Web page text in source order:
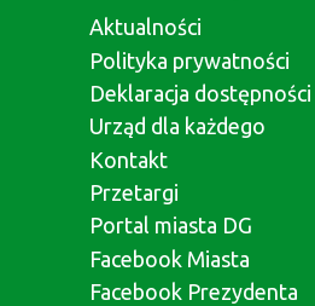
Aktualności
Polityka prywatności
Deklaracja dostępności
Urząd dla każdego
Kontakt
Przetargi
Portal miasta DG
Facebook Miasta
Facebook Prezydenta